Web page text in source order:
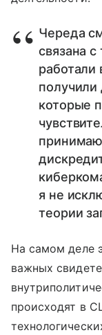
Череда
связана
работали
получили
которые
я не
теории
На самом деле
важных
происходят в